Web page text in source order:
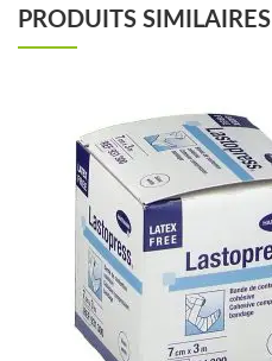
PRODUITS SIMILAIRES